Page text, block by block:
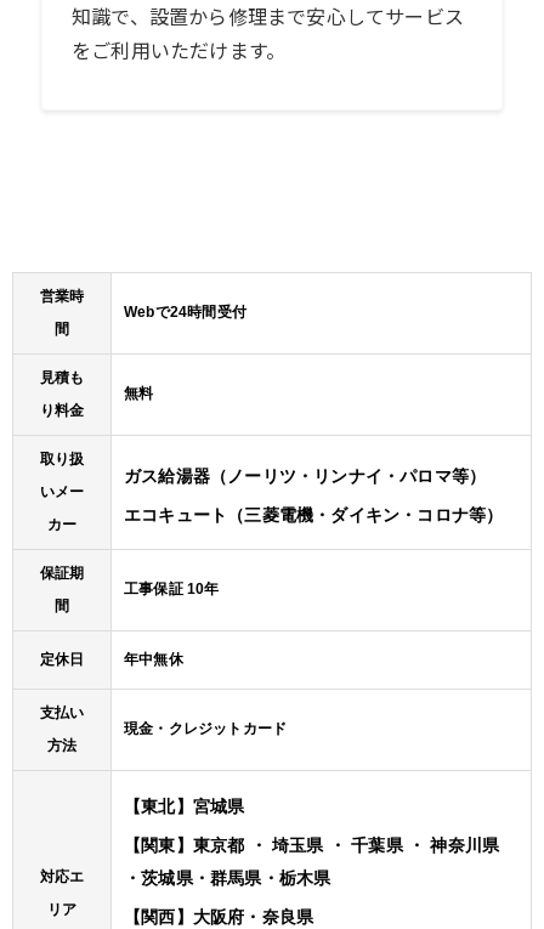
知識で、設置から修理まで安心してサービス
をご利用いただけます。
営業時
間
Webで24時間受付
見積も
り料金
無料
取り扱
いメー
カー
ガス給湯器（ノーリツ・リンナイ・パロマ等）
エコキュート（三菱電機・ダイキン・コロナ等）
保証期
間
工事保証 10年
定休日 年中無休
支払い
方法
現金・クレジットカード
対応エ
リア
【東北】宮城県
【関東】東京都 ・ 埼玉県 ・ 千葉県 ・ 神奈川県
・茨城県・群馬県・栃木県
【関西】大阪府・奈良県